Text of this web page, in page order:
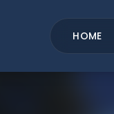
HOME